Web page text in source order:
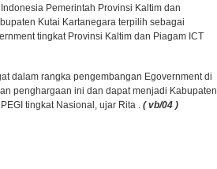
Pemerintah Provinsi Kaltim dan
Kutai Kartanegara terpilih sebagai
tingkat Provinsi Kaltim dan Piagam ICT
dalam rangka pengembangan Egovernment di
penghargaan ini dan dapat menjadi Kabupaten
tingkat Nasional, ujar Rita . ( vb/04 )